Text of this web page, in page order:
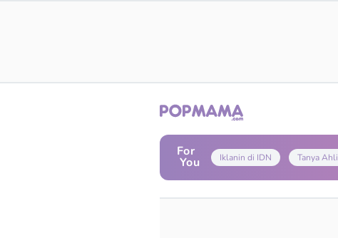
For
You Iklanin di IDN Tanya Ahli